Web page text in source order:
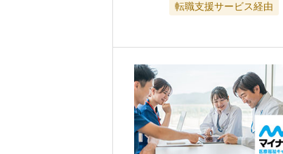
転職支援サービス経由